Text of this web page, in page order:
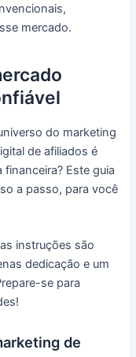
mercado.
do marketing
de afiliados é
Este guia
a passo, para você
instruções são
dedicação e um
se para
de